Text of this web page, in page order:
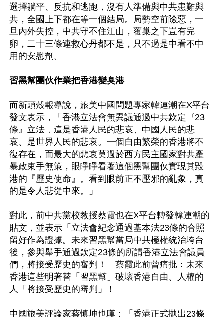
選擇躺平、反抗和逃跑，沒有人準備與中共患難與
共，全國上下都在等一個結局。局勢空前險惡，一
旦內外失控，中共守不住江山，覆巢之下豈有完
卵，二十三條連救心丹都不是，只不過是中看不中
用的安慰劑。
習黑幫團伙作業把香港變臭港
而新頭殼報導說，旅美中國問題專家韓連潮在X平台
發文表示，「香港立法會無異議通過中共欽定『23
條』立法，這是香港人民的悲哀、中國人民的悲
哀、是世界人民的悲哀。一個自由繁榮的香港將不
復存在，而最大的悲哀莫過於西方民主國家對共產
暴政束手無策，眼睜睜看著這個黑幫團伙實現其毀
港的『歷史使命』。看到眼前正不壓邪的亂象，真
的是令人悲從中來。」
對此，前中共黨校教授蔡霞也在X平台轉發韓連潮的
貼文，並表示「立法會紀念通過基本法23條的合照
留好作為證據。未來習黑幫當局中共極權統治垮台
後，參與舉手通過欽定23條的所謂香港立法會議員
們，將接受歷史的審判！」蔡霞此前曾痛批：未來
香港這些明著替「習黑幫」破壞香港自由、人權的
人「將接受歷史的審判」！
中國旅美評論家蔡慎坤也嘆：「香港正式拋出23條